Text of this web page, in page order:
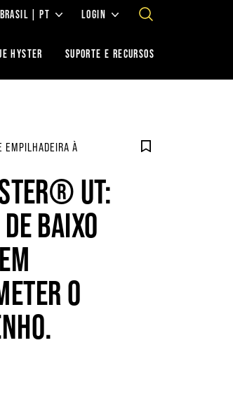
BRASIL | PT LOGIN
HYSTER SUPORTE E RECURSOS
EMPILHADEIRA À
UT:
BAIXO
O